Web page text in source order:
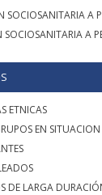
ETNICAS
DE LARGA